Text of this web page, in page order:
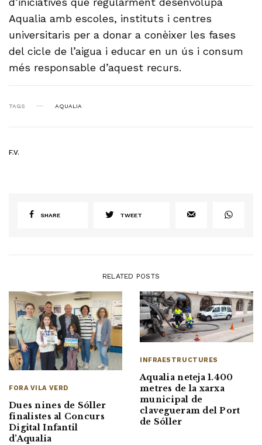
Aqualia amb escoles, instituts i centres
universitaris per a donar a conèixer les fases
del cicle de l’aigua i educar en un ús i consum
més responsable d’aquest recurs.
TAGS AQUALIA
F.V.
SHARE TWEET
RELATED POSTS
FORA VILA VERD
Dues nines de Sóller
finalistes al Concurs
Digital Infantil
d’Aqualia
INFRAESTRUCTURES
Aqualia neteja 1.400
metres de la xarxa
municipal de
clavegueram del Port
de Sóller